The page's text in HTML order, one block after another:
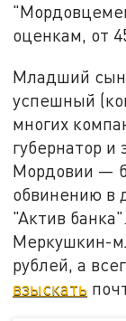
оценкам, от
Младший сын
успешный
многих
губернатор
Мордовии —
обвинению в
"Актив
Меркушкин-
рублей, а
взыскать